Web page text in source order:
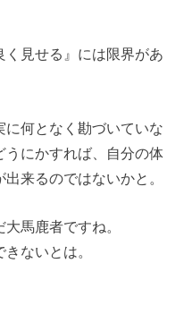
見せる』には限界があ
何となく勘づいていな
にかすれば、自分の体
来るのではないかと。
馬鹿者ですね。
ないとは。